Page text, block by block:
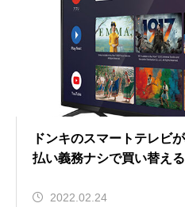
ドンキのスマートテレビ
払い義務ナシで買い替え
2022.02.24